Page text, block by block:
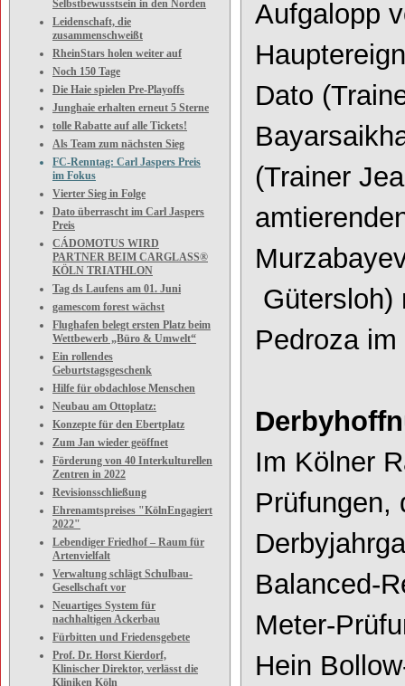
Selbstbewusstsein in den Norden
Leidenschaft, die
zusammenschweißt
RheinStars holen weiter auf
Noch 150 Tage
Die Haie spielen Pre-Playoffs
Junghaie erhalten erneut 5 Sterne
tolle Rabatte auf alle Tickets!
Als Team zum nächsten Sieg
FC-Renntag: Carl Jaspers Preis
im Fokus
Vierter Sieg in Folge
Dato überrascht im Carl Jaspers
Preis
CÁDOMOTUS WIRD
PARTNER BEIM CARGLASS®
KÖLN TRIATHLON
Tag ds Laufens am 01. Juni
gamescom forest wächst
Flughafen belegt ersten Platz beim
Wettbewerb „Büro & Umwelt“
Ein rollendes
Geburtstagsgeschenk
Hilfe für obdachlose Menschen
Neubau am Ottoplatz:
Konzepte für den Ebertplatz
Zum Jan wieder geöffnet
Förderung von 40 Interkulturellen
Zentren in 2022
Revisionsschließung
Ehrenamtspreises "KölnEngagiert
2022"
Lebendiger Friedhof – Raum für
Artenvielfalt
Verwaltung schlägt Schulbau-
Gesellschaft vor
Neuartiges System für
nachhaltigen Ackerbau
Fürbitten und Friedensgebete
Prof. Dr. Horst Kierdorf,
Klinischer Direktor, verlässt die
Kliniken Köln
Aufgalopp
Dato
(Trainer
Gütersloh)
Pedroza
Im Kölner
Prüfungen,
Balanced-
Meter-
Hein Bollow